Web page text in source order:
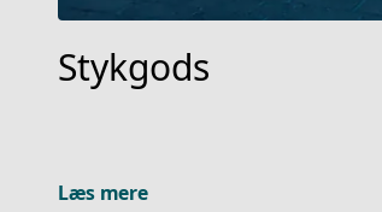
Stykgods
Læs mere